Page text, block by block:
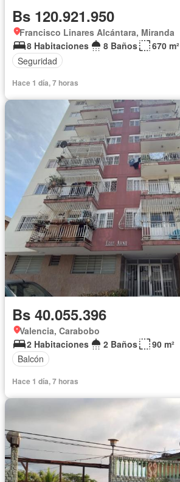
Bs 120.921.950
Francisco Linares Alcántara, Miranda
8 Habitaciones
8 Baños
670 m²
Seguridad
Hace 1 día, 7 horas
Bs 40.055.396
Valencia, Carabobo
2 Habitaciones
2 Baños
90 m²
Balcón
Hace 1 día, 7 horas